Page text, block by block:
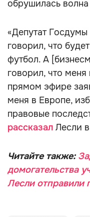
обрушилась волна
«Депутат
говорил, что
футбол. А
говорил, что меня
прямом эфире
меня в Европе,
правовые
рассказал Лесли
Читайте также:
домогательства
Лесли отправили